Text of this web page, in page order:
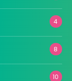
4
8
10